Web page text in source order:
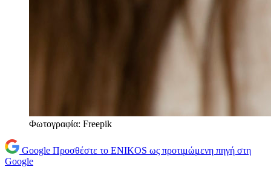
Φωτογραφία: Freepik
Google Προσθέστε το ENIKOS ως προτιμώμενη πηγή στη
Google